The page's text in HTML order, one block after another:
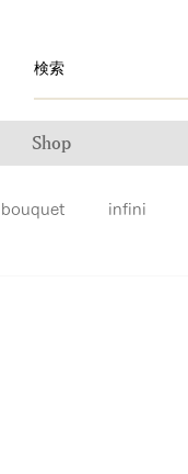
Shop
bouquet infini